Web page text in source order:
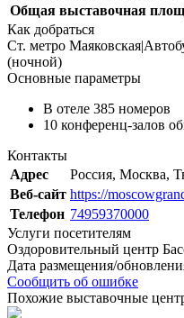
Общая выставочная
Как добраться
Ст. метро
(ночной)
Основные параметры
В отеле 385 номеров
10 конференц-залов
Контакты
Адрес
Россия, Москва,
Веб-сайт https://
Телефон 74959370000
Услуги посетителям
Оздоровительный центр
Дата размещения/
Сообщить об ошибке
Похожие выставочные